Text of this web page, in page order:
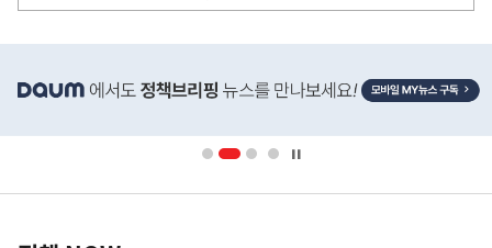
단
배
영